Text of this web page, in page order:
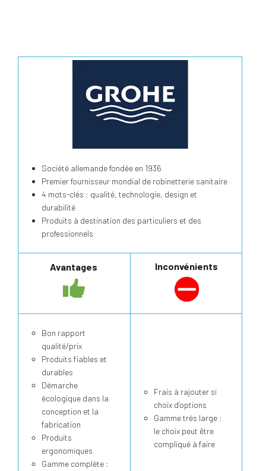
Société allemande fondée en 1936
Premier fournisseur mondial de robinetterie sanitaire
4 mots-clés : qualité, technologie, design et
durabilité
Produits à destination des particuliers et des
professionnels
Avantages Inconvénients
Bon rapport
qualité/prix
Produits fiables et
durables
Démarche
écologique dans la
conception et la
fabrication
Produits
ergonomiques
Gamme complète :
Frais à rajouter si
choix d’options
Gamme très large :
le choix peut être
compliqué à faire